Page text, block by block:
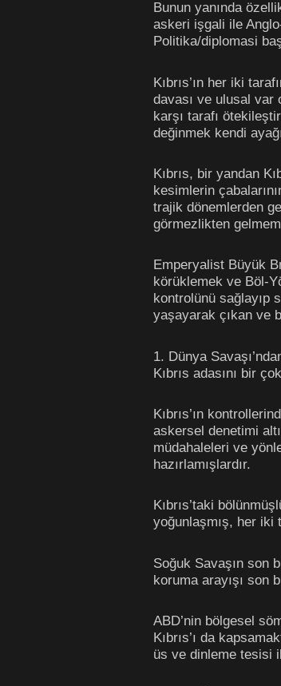
Bunun yanında
askeri işgali ile
Politika/diplomasi
Kıbrıs’ın her iki
davası ve ulusal
karşı tarafı
değinmek kendi
Kıbrıs, bir yandan
kesimlerin
trajik dönemlerden
görmezlikten
Emperyalist Büyük
körüklemek ve Böl-
kontrolünü sağlayıp
yaşayarak çıkan ve
1. Dünya
Kıbrıs adasını bir
Kıbrıs’ın
askersel denetimi
müdahaleleri ve
hazırlamışlardır.
Kıbrıs’taki
yoğunlaşmış, her iki
Soğuk Savaşın son
koruma arayışı son
ABD’nin bölgesel
Kıbrıs’ı da
üs ve dinleme tesisi